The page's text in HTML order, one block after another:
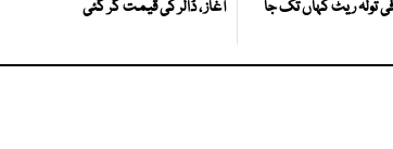
فی تولہ ریٹ کہاں تک جا
آغاز ، ڈالر کی قیمت گر گئی